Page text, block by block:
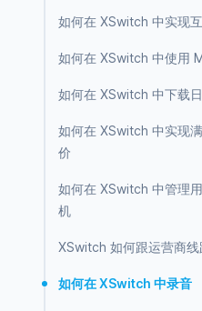
如何在 XSwitch 中实现
如何在 XSwitch 中使用
如何在 XSwitch 中下载
如何在 XSwitch 中实现
价
如何在 XSwitch 中管理
机
XSwitch 如何跟运营商线
如何在 XSwitch 中录音